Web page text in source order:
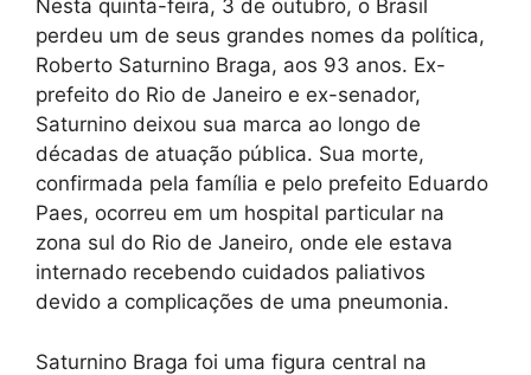
Nesta quinta-feira, 3 de outubro, o Brasil
perdeu um de seus grandes nomes da política,
Roberto Saturnino Braga, aos 93 anos. Ex-
prefeito do Rio de Janeiro e ex-senador,
Saturnino deixou sua marca ao longo de
décadas de atuação pública. Sua morte,
confirmada pela família e pelo prefeito Eduardo
Paes, ocorreu em um hospital particular na
zona sul do Rio de Janeiro, onde ele estava
internado recebendo cuidados paliativos
devido a complicações de uma pneumonia.
Saturnino Braga foi uma figura central na